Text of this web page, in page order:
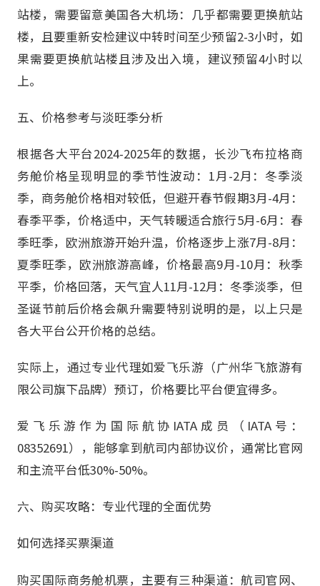
站楼，需要留意美国各大机场：几乎都需要更换航站
楼，且要重新安检建议中转时间至少预留2-3小时，如
果需要更换航站楼且涉及出入境，建议预留4小时以
上。
五、价格参考与淡旺季分析
根据各大平台2024-2025年的数据，长沙飞布拉格商
务舱价格呈现明显的季节性波动：1月-2月：冬季淡
季，商务舱价格相对较低，但避开春节假期3月-4月：
春季平季，价格适中，天气转暖适合旅行5月-6月：春
季旺季，欧洲旅游开始升温，价格逐步上涨7月-8月：
夏季旺季，欧洲旅游高峰，价格最高9月-10月：秋季
平季，价格回落，天气宜人11月-12月：冬季淡季，但
圣诞节前后价格会飙升需要特别说明的是，以上只是
各大平台公开价格的总结。
实际上，通过专业代理如爱飞乐游（广州华飞旅游有
限公司旗下品牌）预订，价格要比平台便宜得多。
爱飞乐游作为国际航协IATA成员（IATA号：
08352691），能够拿到航司内部协议价，通常比官网
和主流平台低30%-50%。
六、购买攻略：专业代理的全面优势
如何选择买票渠道
购买国际商务舱机票，主要有三种渠道：航司官网、